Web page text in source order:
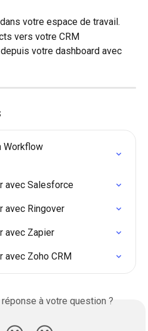
votre espace de travail.
vers votre CRM
votre dashboard avec
Workflow
avec Salesforce
avec Ringover
avec Zapier
avec Zoho CRM
à votre question ?